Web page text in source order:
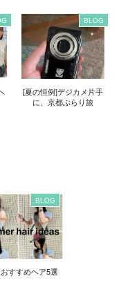
BLOG
[夏の恒例]デジカメ片手
に、京都ぶらり旅
BLOG
すすめヘア5選